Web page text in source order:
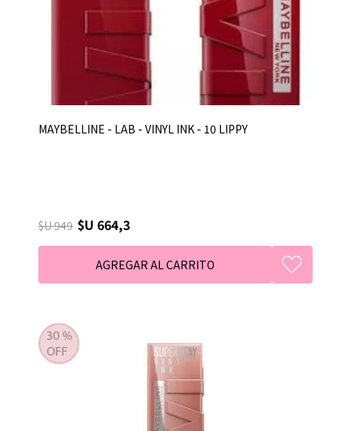
MAYBELLINE - LAB - VINYL INK - 10 LIPPY
$U 949 $U 664,3